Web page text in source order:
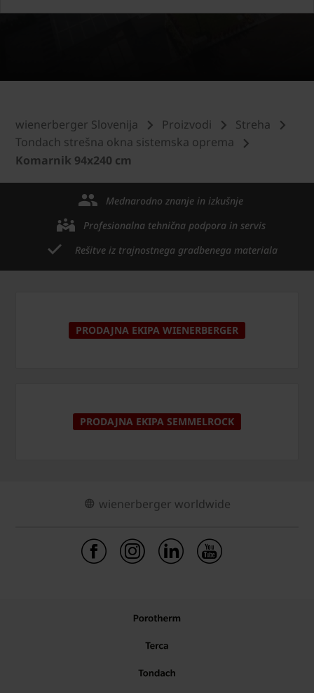
wienerberger Slovenija Proizvodi
Streha
Tondach strešna okna sistemska oprema
Komarnik 94x240 cm
Mednarodno znanje in izkušnje
Profesionalna tehnična podpora in servis
Rešitve iz trajnostnega gradbenega materiala
PRODAJNA EKIPA WIENERBERGER
PRODAJNA EKIPA SEMMELROCK
wienerberger worldwide